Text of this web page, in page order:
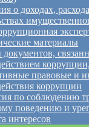
о доходах,
материалы
правовые и
коррупции
по соблюдению
поведению и
интересов